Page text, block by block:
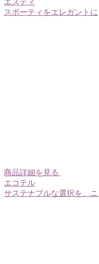
スポーティをエレガントに
商品詳細を見る
エコテル
サステナブルな選択を、